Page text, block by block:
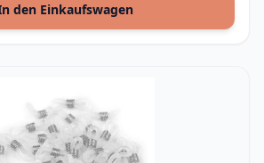
den Einkaufswagen